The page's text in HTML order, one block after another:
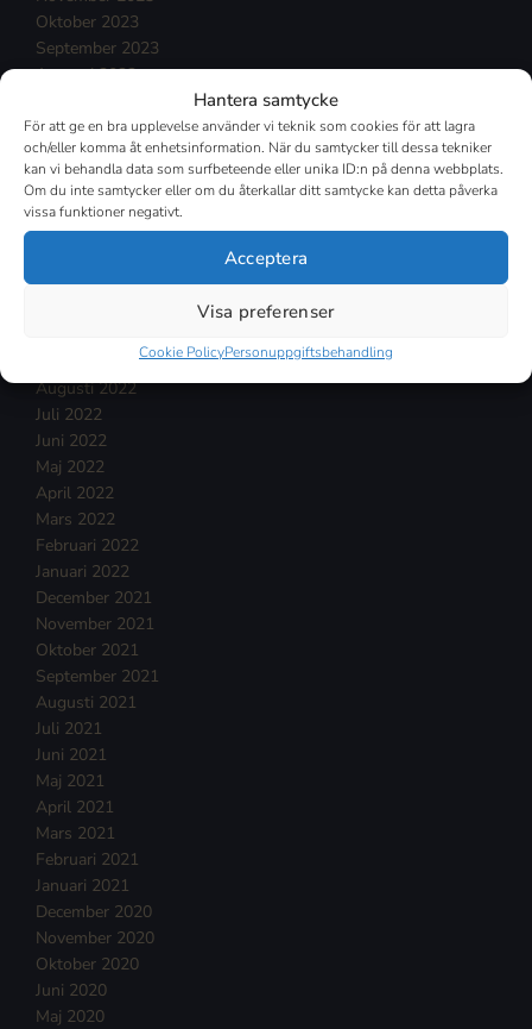
Hantera samtycke
För att ge en bra upplevelse använder vi teknik som cookies för att lagra
och/eller komma åt enhetsinformation. När du samtycker till dessa tekniker
kan vi behandla data som surfbeteende eller unika ID:n på denna webbplats.
Om du inte samtycker eller om du återkallar ditt samtycke kan detta påverka
vissa funktioner negativt.
Acceptera
Visa preferenser
Cookie PolicyPersonuppgiftsbehandling
Oktober 2023
September 2023
Augusti 2023
Juni 2023
Maj 2023
April 2023
Mars 2023
Februari 2023
December 2022
September 2022
Augusti 2022
Juli 2022
Juni 2022
Maj 2022
April 2022
Mars 2022
Februari 2022
Januari 2022
December 2021
November 2021
Oktober 2021
September 2021
Augusti 2021
Juli 2021
Juni 2021
Maj 2021
April 2021
Mars 2021
Februari 2021
Januari 2021
December 2020
November 2020
Oktober 2020
Juni 2020
Maj 2020